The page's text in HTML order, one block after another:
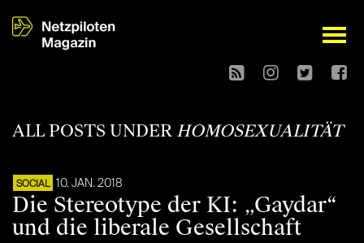
open
ALL POSTS UNDER HOMOSEXUALITÄT
SOCIAL 10. JAN. 2018
Die Stereotype der KI: „Gaydar“
und die liberale Gesellschaft